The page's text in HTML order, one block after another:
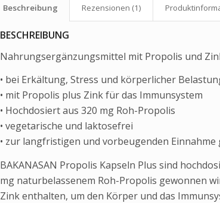
Beschreibung Rezensionen (1)
BESCHREIBUNG
Nahrungsergänzungsmittel mit Propolis und
• bei Erkältung, Stress und körperlicher
• mit Propolis plus Zink für das Immunsystem
• Hochdosiert aus 320 mg Roh-Propolis
• vegetarische und laktosefrei
• zur langfristigen und vorbeugenden Einnahme
BAKANASAN Propolis Kapseln Plus sind
mg naturbelassenem Roh-Propolis gewonnen
Zink enthalten, um den Körper und das